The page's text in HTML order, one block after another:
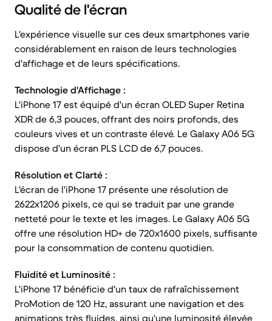
Qualité de l'écran
L'expérience visuelle sur ces deux smartphones varie
considérablement en raison de leurs technologies
d'affichage et de leurs spécifications.
Technologie d'Affichage :
L'iPhone 17 est équipé d'un écran OLED Super Retina
XDR de 6,3 pouces, offrant des noirs profonds, des
couleurs vives et un contraste élevé. Le Galaxy A06 5G
dispose d'un écran PLS LCD de 6,7 pouces.
Résolution et Clarté :
L'écran de l'iPhone 17 présente une résolution de
2622x1206 pixels, ce qui se traduit par une grande
netteté pour le texte et les images. Le Galaxy A06 5G
offre une résolution HD+ de 720x1600 pixels, suffisante
pour la consommation de contenu quotidien.
Fluidité et Luminosité :
L'iPhone 17 bénéficie d'un taux de rafraîchissement
ProMotion de 120 Hz, assurant une navigation et des
animations très fluides, ainsi qu'une luminosité élevée